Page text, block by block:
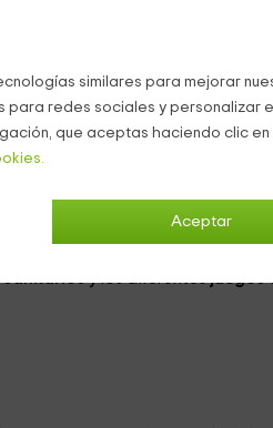
similares para mejorar
redes sociales y personalizar
que aceptas haciendo clic
Aceptar
poder acomodarse,
estar perfectamente vestidas con
sanitariosy los diferentesjuegos